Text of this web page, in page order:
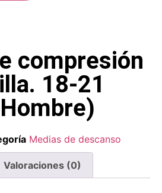
compresión
18-21
Medias de descanso
Valoraciones (0)